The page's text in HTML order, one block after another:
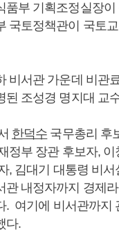
품부 기획조정실장이
국토정책관이 국토
비서관 가운데 비관
된 조성경 명지대 교
한덕수 국무총리 후
정부 장관 후보자,
, 김대기 대통령 비서
관 내정자까지 경제
. 여기에 비서관까지
다.